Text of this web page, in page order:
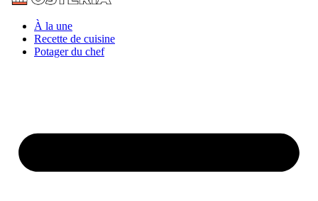
À la une
Recette de cuisine
Potager du chef